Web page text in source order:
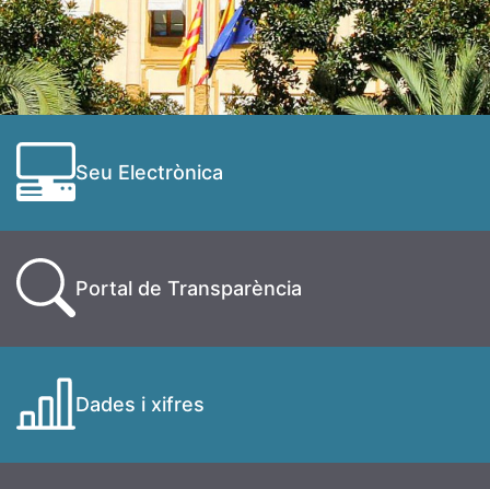
Seu Electrònica
Portal de Transparència
Dades i xifres